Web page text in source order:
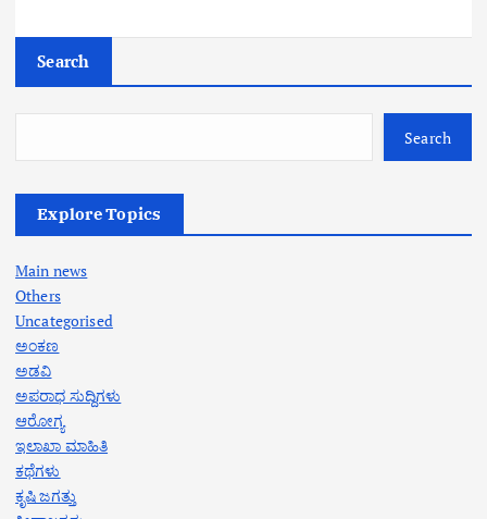
Search
Search
Explore Topics
Main news
Others
Uncategorised
ಅಂಕಣ
ಅಡವಿ
ಅಪರಾಧ ಸುದ್ದಿಗಳು
ಆರೋಗ್ಯ
ಇಲಾಖಾ ಮಾಹಿತಿ
ಕಥೆಗಳು
ಕೃಷಿ ಜಗತ್ತು